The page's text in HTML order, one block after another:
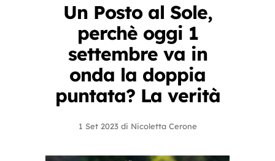
Un Posto al Sole,
perchè oggi 1
settembre va in
onda la doppia
puntata? La verità
1 Set 2023 di Nicoletta Cerone